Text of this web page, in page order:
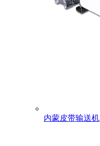
内蒙皮带输送机